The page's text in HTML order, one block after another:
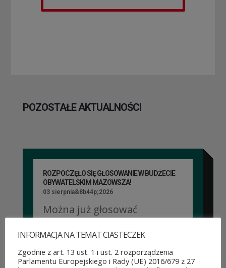
POZOSTAŁE AKTUALNOŚCI
ROZPOCZĘŁO SIĘ GŁOSOWANIE W BUDŻECIE
OBYWATELSKIM MAZOWSZA!
03 sierpnia&8b44p;2026
Można już głosować
Obywatelskiego Mazowsza.
INFORMACJA NA TEMAT CIASTECZEK
Zgodnie z art. 13 ust. 1 i ust. 2 rozporządzenia
Parlamentu Europejskiego i Rady (UE) 2016/679 z 27